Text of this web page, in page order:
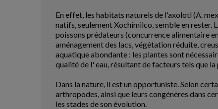
En effet, les habitats naturels de l'axolotl (A.
natifs, seulement Xochimilco, semble en rester.
poissons prédateurs (concurrence alimentaire
aménagement des lacs, végétation réduite,
aquatique abondante : les plantes sont
qualité de l' eau, résultant de facteurs tels que
Dans la nature, il est un opportuniste. Selon
arthropodes, ainsi que leurs congénères dans
les stades de son évolution.